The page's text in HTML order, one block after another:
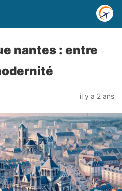
nantes : entre
il y a 2 ans